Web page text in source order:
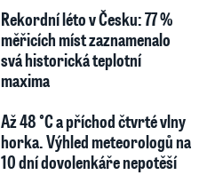
Rekordní léto v Česku: 77 %
měřicích míst zaznamenalo
svá historická teplotní
maxima
Až 48 °C a příchod čtvrté vlny
horka. Výhled meteorologů na
10 dní dovolenkáře nepotěší